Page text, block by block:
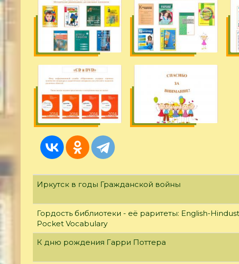
Иркутск в годы Гражданской войны
Гордость библиотеки - её раритеты: English-
Pocket Vocabulary
К дню рождения Гарри Поттера